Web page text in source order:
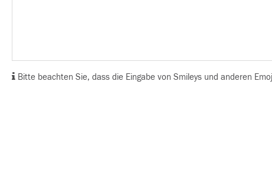
Bitte beachten Sie, dass die Eingabe von Smileys und anderen